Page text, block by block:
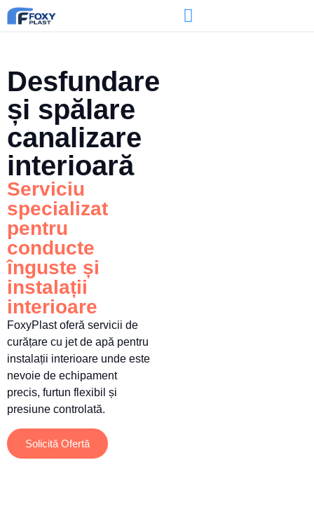
Desfundare
și spălare
canalizare
interioară
Serviciu
specializat
pentru
conducte
înguste și
instalații
interioare
FoxyPlast oferă servicii de
curățare cu jet de apă pentru
instalații interioare unde este
nevoie de echipament
precis, furtun flexibil și
presiune controlată.
Solicită Ofertă